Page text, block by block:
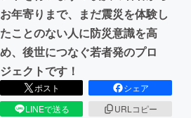
お年寄りまで、まだ震災を体験し
たことのない人に防災意識を高
め、後世につなぐ若者発のプロ
ジェクトです！
ポスト
シェア
LINEで送る
URLコピー